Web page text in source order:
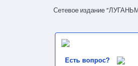
Сетевое издание
Есть вопрос?